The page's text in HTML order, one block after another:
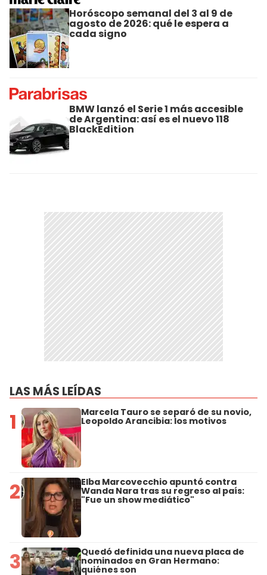
Horóscopo semanal del 3 al 9 de
agosto de 2026: qué le espera a
cada signo
BMW lanzó el Serie 1 más accesible
de Argentina: así es el nuevo 118
BlackEdition
LAS MÁS LEÍDAS
1 Marcela Tauro se separó de su novio,
Leopoldo Arancibia: los motivos
2 Elba Marcovecchio apuntó contra
Wanda Nara tras su regreso al país:
"Fue un show mediático"
3 Quedó definida una nueva placa de
nominados en Gran Hermano:
quiénes son